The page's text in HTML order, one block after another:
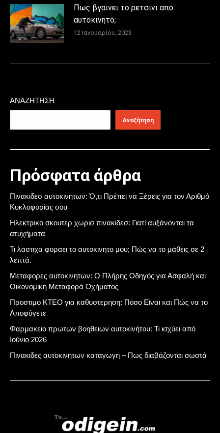
Πως βγαινει το ρετσινι απο
αυτοκινητο;
12 Ιανουαρίου, 2023
ΑΝΑΖΉΤΗΣΗ
Αναζήτηση
Πρόσφατα άρθρα
Πινακιδεσ αυτοκινητων: Ό,τι Πρέπει να Ξέρεις για τον Αριθμό
Κυκλοφορίας σου
Ηλεκτρικο σκουτερ χωρισ πινακιδεσ: Γιατί αυξάνονται τα
ατυχήματα
Τι λαστιχα φοραει το αυτοκινητο μου; Πώς να το μάθεις σε 2
λεπτά.
Μεταφορες αυτοκινητων: Ο Πλήρης Οδηγός για Ασφαλή και
Οικονομική Μεταφορά Οχήματος
Προστιμο ΚΤΕΟ για καθυστερηση: Πόσο Είναι και Πώς να το
Αποφύγετε
Φαρμακειο πρωτων βοηθειων αυτοκινήτου: Τι ισχύει από
Ιούνιο 2026
Πινακιδες αυτοκινητων καταγωγη – Πως διαβάζονται σωστά